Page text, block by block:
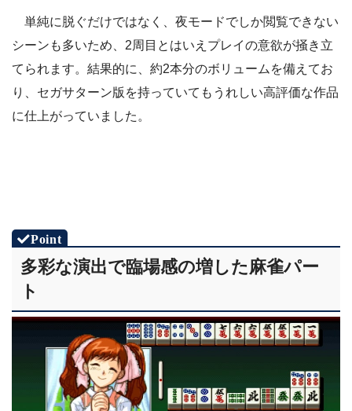
単純に脱ぐだけではなく、夜モードでしか閲覧できない
シーンも多いため、2周目とはいえプレイの意欲が掻き立
てられます。結果的に、約2本分のボリュームを備えてお
り、セガサターン版を持っていてもうれしい高評価な作品
に仕上がっていました。
多彩な演出で臨場感の増した麻雀パー
ト